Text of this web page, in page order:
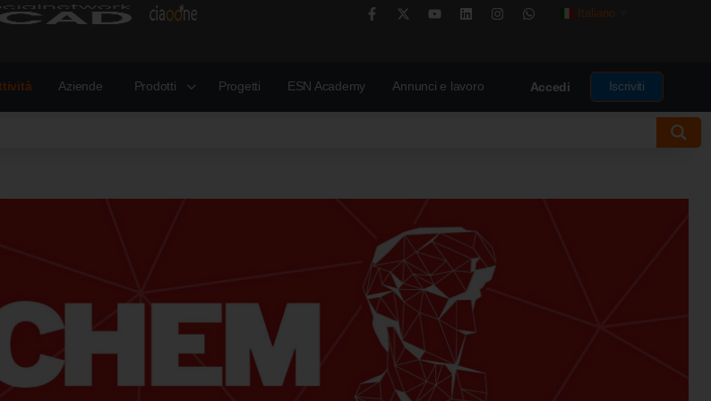
Italiano
Aziende Prodotti Progetti ESN Academy Annunci e lavoro Accedi Iscriviti